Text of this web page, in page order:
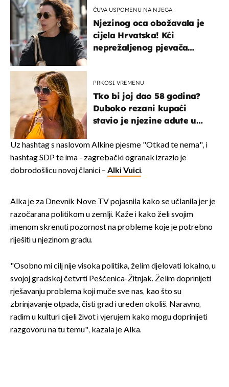
ČUVA USPOMENU NA NJEGA
Njezinog oca obožavala je
cijela Hrvatska! Kći
neprežaljenog pjevača
PRKOSI VREMENU
Tko bi joj dao 58 godina?
Duboko rezani kupaći
stavio je njezine adute u
Uz hashtag s naslovom Alkine pjesme "Otkad te nema", i
hashtag SDP te ima - zagrebački ogranak izrazio je
dobrodošlicu novoj članici – Alki Vuici.
Alka je za Dnevnik Nove TV pojasnila kako se učlanila jer je
razočarana politikom u zemlji. Kaže i kako želi svojim
imenom skrenuti pozornost na probleme koje je potrebno
riješiti u njezinom gradu.
"Osobno mi cilj nije visoka politika, želim djelovati lokalno, u
svojoj gradskoj četvrti Peščenica-Žitnjak. Želim doprinijeti
rješavanju problema koji muče sve nas, kao što su
zbrinjavanje otpada, čisti grad i uređen okoliš. Naravno,
radim u kulturi cijeli život i vjerujem kako mogu doprinijeti
razgovoru na tu temu", kazala je Alka.